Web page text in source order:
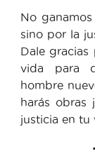
No
sino por la
Dale
vida para
hombre
harás obras
justicia en tu